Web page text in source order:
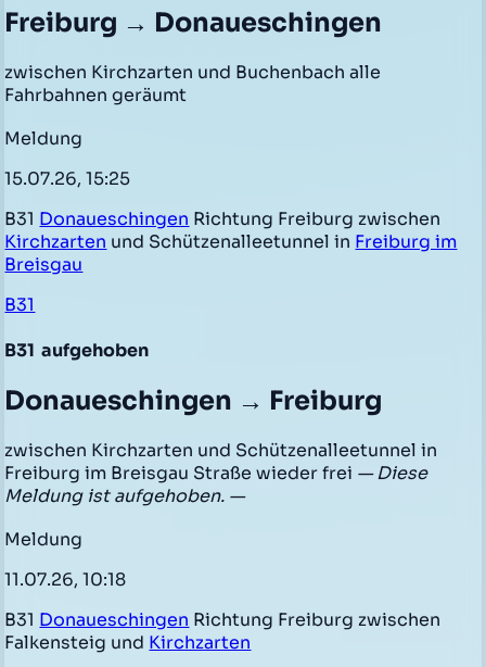
Freiburg → Donaueschingen
zwischen Kirchzarten und Buchenbach alle
Fahrbahnen geräumt
Meldung
15.07.26, 15:25
B31 Donaueschingen Richtung Freiburg zwischen
Kirchzarten und Schützenalleetunnel in Freiburg im
Breisgau
B31
B31 aufgehoben
Donaueschingen → Freiburg
zwischen Kirchzarten und Schützenalleetunnel in
Freiburg im Breisgau Straße wieder frei — Diese
Meldung ist aufgehoben. —
Meldung
11.07.26, 10:18
B31 Donaueschingen Richtung Freiburg zwischen
Falkensteig und Kirchzarten